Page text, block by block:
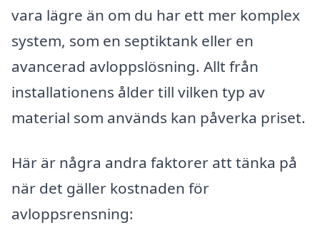
vara lägre än om du har ett mer komplex
system, som en septiktank eller en
avancerad avloppslösning. Allt från
installationens ålder till vilken typ av
material som används kan påverka priset.
Här är några andra faktorer att tänka på
när det gäller kostnaden för
avloppsrensning: